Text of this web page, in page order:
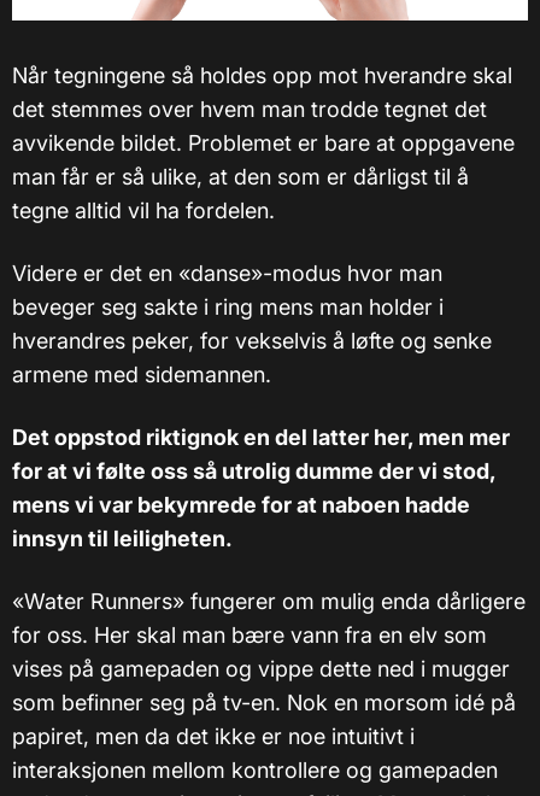
Når tegningene så holdes opp mot hverandre skal
det stemmes over hvem man trodde tegnet det
avvikende bildet. Problemet er bare at oppgavene
man får er så ulike, at den som er dårligst til å
tegne alltid vil ha fordelen.
Videre er det en «danse»-modus hvor man
beveger seg sakte i ring mens man holder i
hverandres peker, for vekselvis å løfte og senke
armene med sidemannen.
Det oppstod riktignok en del latter her, men mer
for at vi følte oss så utrolig dumme der vi stod,
mens vi var bekymrede for at naboen hadde
innsyn til leiligheten.
«Water Runners» fungerer om mulig enda dårligere
for oss. Her skal man bære vann fra en elv som
vises på gamepaden og vippe dette ned i mugger
som befinner seg på tv-en. Nok en morsom idé på
papiret, men da det ikke er noe intuitivt i
interaksjonen mellom kontrollere og gamepaden